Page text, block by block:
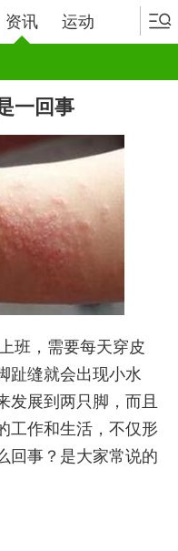
资讯 运动
一回事
班，需要每天穿皮
趾缝就会出现小水
发展到两只脚，而且
工作和生活，不仅形
回事？是大家常说的